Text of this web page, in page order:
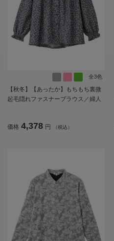
全3色
【秋冬】【あったか】もちもち裏微
起毛隠れファスナーブラウス／婦人
／ゆったり／おしゃれ／ギフト／プ
価格 4,378 円 （税込）